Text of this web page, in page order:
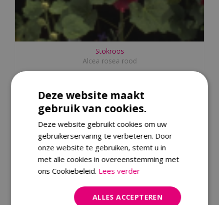
Stokroos
Alcea rosea rood
Deze website maakt
gebruik van cookies.
Deze website gebruikt cookies om uw
gebruikerservaring te verbeteren. Door
onze website te gebruiken, stemt u in
met alle cookies in overeenstemming met
ons Cookiebeleid. Lees verder
ALLES ACCEPTEREN